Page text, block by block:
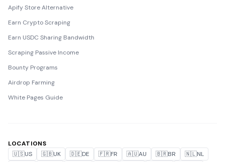
Apify Store Alternative
Earn Crypto Scraping
Earn USDC Sharing Bandwidth
Scraping Passive Income
Bounty Programs
Airdrop Farming
White Pages Guide
LOCATIONS
🇺🇸US 🇬🇧UK 🇩🇪DE 🇫🇷FR 🇦🇺AU 🇧🇷BR 🇳🇱NL